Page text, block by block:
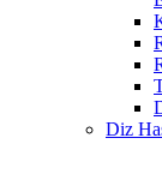
Diz